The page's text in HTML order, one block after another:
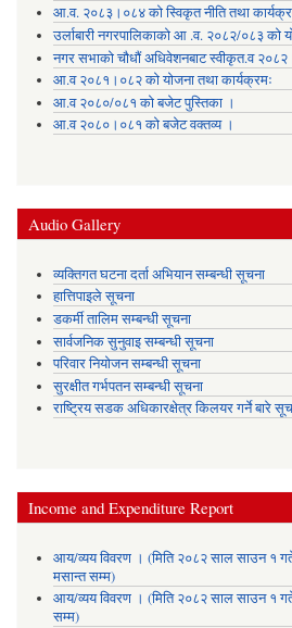
आ.व. २०८३।०८४ को स्विकृत नीति तथा
उर्लाबारी नगरपालिकाको आ .व. २०८२/०८३ को
नगर सभाको चौधौं अधिवेशनबाट स्वीकृत.व
आ.व २०८१।०८२ को योजना तथा कार्यक्रमः
आ.व २०८०/०८१ को बजेट पुस्तिका ।
आ.व २०८०।०८१ को बजेट वक्तव्य ।
Audio Gallery
व्यक्तिगत घटना दर्ता अभियान सम्बन्धी सूचना
हात्तिपाइले सूचना
डकर्मी तालिम सम्बन्धी सूचना
सार्वजनिक सुनुवाइ सम्बन्धी सूचना
परिवार नियोजन सम्बन्धी सूचना
सुरक्षीत गर्भपतन सम्बन्धी सूचना
राष्ट्रिय सडक अधिकारक्षेत्र किलयर गर्ने बारे
Income and Expenditure Report
आय/व्यय विवरण । (मिति २०८२ साल साउन १
मसान्त सम्म)
आय/व्यय विवरण । (मिति २०८२ साल साउन १
सम्म)